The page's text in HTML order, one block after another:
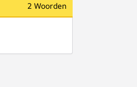
2 Woorden